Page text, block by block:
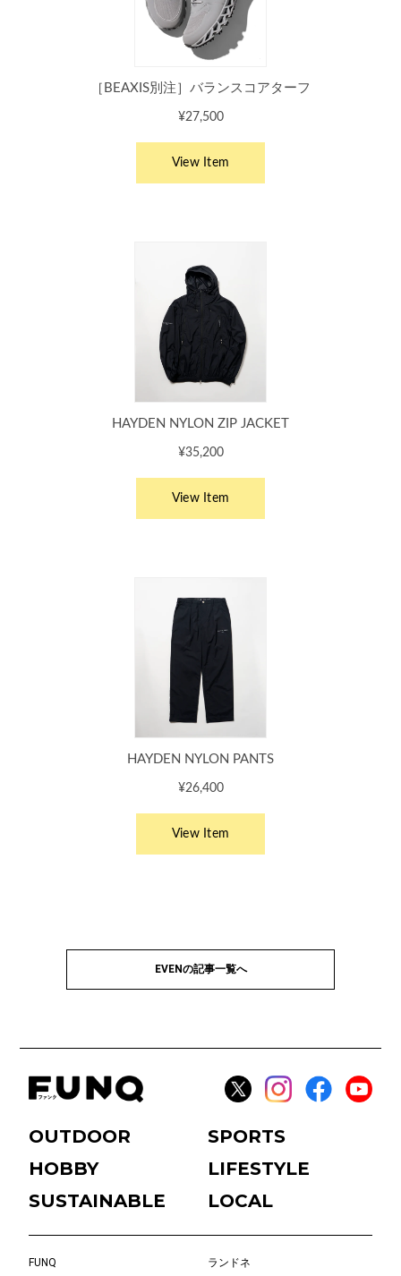
EVENの記事一覧へ
OUTDOOR
SPORTS
HOBBY
LIFESTYLE
SUSTAINABLE
LOCAL
FUNQ ランドネ